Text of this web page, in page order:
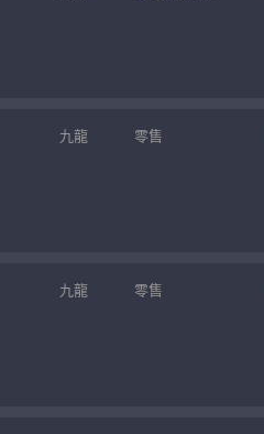
九龍 零售
九龍 零售